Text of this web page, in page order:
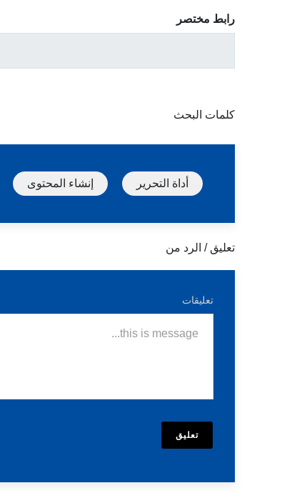
رابط مختصر
كلمات البحث
أداة التحرير إنشاء المحتوى
تعليق / الرد من
تعليقات
تعليق